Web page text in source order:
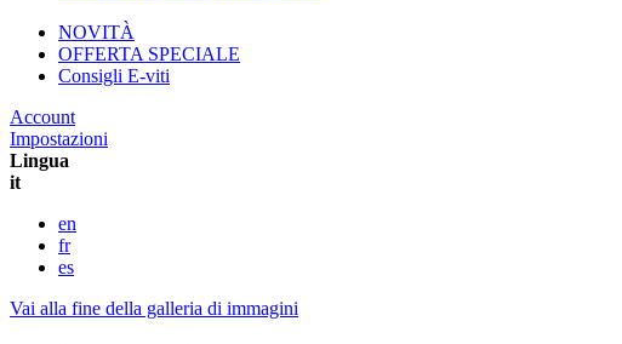
NOVITÀ
OFFERTA SPECIALE
Consigli E-viti
Account
Impostazioni
Lingua
it
en
fr
es
Vai alla fine della galleria di immagini